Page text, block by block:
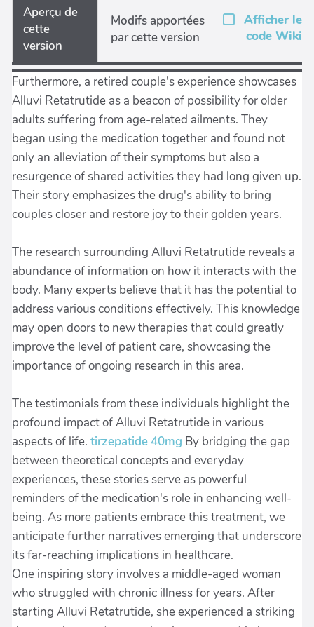
Aperçu de
cette
version
Modifs apportées
par cette version
Afficher le
code Wiki